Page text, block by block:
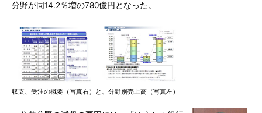
分野が同14.2％増の780億円となった。
収支、受注の概要（写真右）と、分野別売上高（写真左）